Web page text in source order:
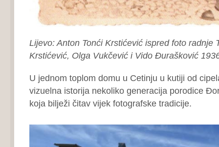
Lijevo: Anton Tonći Krstićević ispred foto radnje
Krstićević, Olga Vukčević i Vido Đurašković
U jednom toplom domu u Cetinju u kutiji od
vizuelna istorija nekoliko generacija porodice
koja bilježi čitav vijek fotografske tradicije.